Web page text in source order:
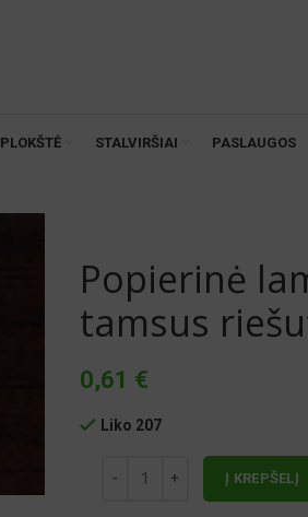
PLOKŠTĖ STALVIRŠIAI PASLAUGOS
Popierinė
tamsus
0,61 €
Liko 207
Į KREPŠELĮ